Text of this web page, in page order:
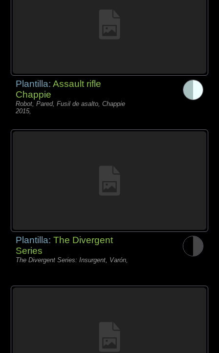
Plantilla:Assault rifle
Chappie
Robot, Pared, Fusil de asalto, Chappie
2015,
Plantilla:The Divergent
Series
The Divergent Series: Insurgent, Varón,